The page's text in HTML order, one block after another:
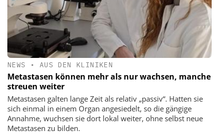
NEWS • AUS DEN KLINIKEN
Metastasen können mehr als nur wachsen, manche
streuen weiter
Metastasen galten lange Zeit als relativ „passiv“. Hatten sie
sich einmal in einem Organ angesiedelt, so die gängige
Annahme, wuchsen sie dort lokal weiter, ohne selbst neue
Metastasen zu bilden.